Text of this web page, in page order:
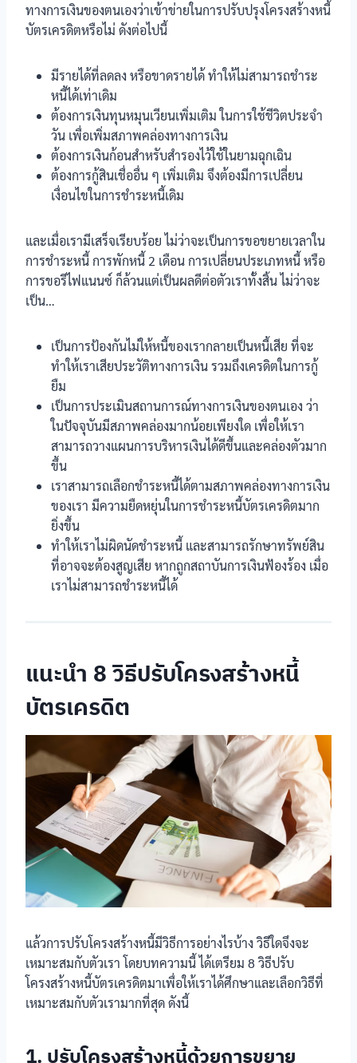
ทางการเงินของตนเองว่าเข้าข่ายในการปรับปรุงโครงสร้างหนี้
บัตรเครดิตหรือไม่ ดังต่อไปนี้
มีรายได้ที่ลดลง หรือขาดรายได้ ทำให้ไม่สามารถชำระ
หนี้ได้เท่าเดิม
ต้องการเงินทุนหมุนเวียนเพิ่มเติม ในการใช้ชีวิตประจำ
วัน เพื่อเพิ่มสภาพคล่องทางการเงิน
ต้องการเงินก้อนสำหรับสำรองไว้ใช้ในยามฉุกเฉิน
ต้องการกู้สินเชื่ออื่น ๆ เพิ่มเติม จึงต้องมีการเปลี่ยน
เงื่อนไขในการชำระหนี้เดิม
และเมื่อเรามีเสร็จเรียบร้อย ไม่ว่าจะเป็นการขอขยายเวลาใน
การชำระหนี้ การพักหนี้ 2 เดือน การเปลี่ยนประเภทหนี้ หรือ
การขอรีไฟแนนซ์ ก็ล้วนแต่เป็นผลดีต่อตัวเราทั้งสิ้น ไม่ว่าจะ
เป็น…
เป็นการป้องกันไม่ให้หนี้ของเรากลายเป็นหนี้เสีย ที่จะ
ทำให้เราเสียประวัติทางการเงิน รวมถึงเครดิตในการกู้
ยืม
เป็นการประเมินสถานการณ์ทางการเงินของตนเอง ว่า
ในปัจจุบันมีสภาพคล่องมากน้อยเพียงใด เพื่อให้เรา
สามารถวางแผนการบริหารเงินได้ดีขึ้นและคล่องตัวมาก
ขึ้น
เราสามารถเลือกชำระหนี้ได้ตามสภาพคล่องทางการเงิน
ของเรา มีความยืดหยุ่นในการชำระหนี้บัตรเครดิตมาก
ยิ่งขึ้น
ทำให้เราไม่ผิดนัดชำระหนี้ และสามารถรักษาทรัพย์สิน
ที่อาจจะต้องสูญเสีย หากถูกสถาบันการเงินฟ้องร้อง เมื่อ
เราไม่สามารถชำระหนี้ได้
แนะนำ 8 วิธีปรับโครงสร้างหนี้
บัตรเครดิต
แล้วการปรับโครงสร้างหนี้มีวิธีการอย่างไรบ้าง วิธีใดจึงจะ
เหมาะสมกับตัวเรา โดยบทความนี้ ได้เตรียม 8 วิธีปรับ
โครงสร้างหนี้บัตรเครดิตมาเพื่อให้เราได้ศึกษาและเลือกวิธีที่
เหมาะสมกับตัวเรามากที่สุด ดังนี้
1. ปรับโครงสร้างหนี้ด้วยการขยาย